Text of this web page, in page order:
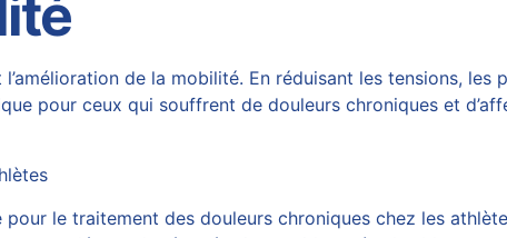
de la mobilité. En réduisant les tensions, les
pour ceux qui souffrent de douleurs chroniques et
le traitement des douleurs chroniques chez les